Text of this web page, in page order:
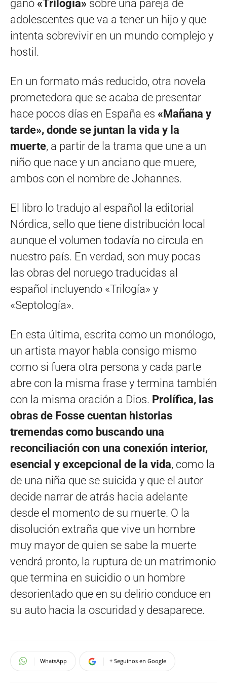
ganó «Trilogía» sobre una pareja de
adolescentes que va a tener un hijo y que
intenta sobrevivir en un mundo complejo y
hostil.
En un formato más reducido, otra novela
prometedora que se acaba de presentar
hace pocos días en España es «Mañana y
tarde», donde se juntan la vida y la
muerte, a partir de la trama que une a un
niño que nace y un anciano que muere,
ambos con el nombre de Johannes.
El libro lo tradujo al español la editorial
Nórdica, sello que tiene distribución local
aunque el volumen todavía no circula en
nuestro país. En verdad, son muy pocas
las obras del noruego traducidas al
español incluyendo «Trilogía» y
«Septología».
En esta última, escrita como un monólogo,
un artista mayor habla consigo mismo
como si fuera otra persona y cada parte
abre con la misma frase y termina también
con la misma oración a Dios. Prolífica, las
obras de Fosse cuentan historias
tremendas como buscando una
reconciliación con una conexión interior,
esencial y excepcional de la vida, como la
de una niña que se suicida y que el autor
decide narrar de atrás hacia adelante
desde el momento de su muerte. O la
disolución extraña que vive un hombre
muy mayor de quien se sabe la muerte
vendrá pronto, la ruptura de un matrimonio
que termina en suicidio o un hombre
desorientado que en su delirio conduce en
su auto hacia la oscuridad y desaparece.
WhatsApp + Seguinos en Google